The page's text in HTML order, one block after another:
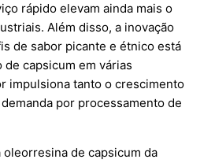
rápido elevam ainda mais o
Além disso, a inovação
de sabor picante e étnico está
de capsicum em várias
impulsiona tanto o crescimento
por processamento de
oleorresina de capsicum da